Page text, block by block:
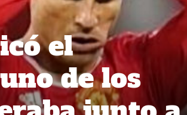
el
de los